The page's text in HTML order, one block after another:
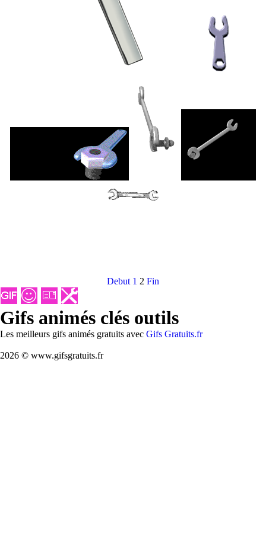
Debut 1 2 Fin
Gifs animés clés outils
Les meilleurs gifs animés gratuits avec Gifs Gratuits.fr
2026 © www.gifsgratuits.fr